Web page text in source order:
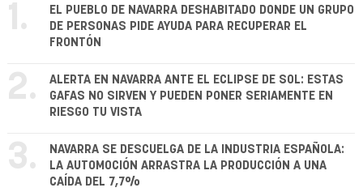
1.
EL PUEBLO DE NAVARRA DESHABITADO DONDE UN GRUPO
DE PERSONAS PIDE AYUDA PARA RECUPERAR EL
FRONTÓN
2.
ALERTA EN NAVARRA ANTE EL ECLIPSE DE SOL: ESTAS
GAFAS NO SIRVEN Y PUEDEN PONER SERIAMENTE EN
RIESGO TU VISTA
3.
NAVARRA SE DESCUELGA DE LA INDUSTRIA ESPAÑOLA:
LA AUTOMOCIÓN ARRASTRA LA PRODUCCIÓN A UNA
CAÍDA DEL 7,7%